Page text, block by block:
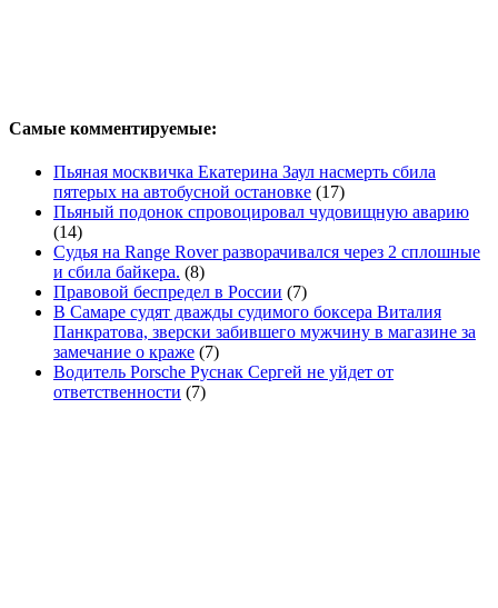
Самые комментируемые:
Пьяная москвичка Екатерина Заул насмерть сбила
пятерых на автобусной остановке (17)
Пьяный подонок спровоцировал чудовищную аварию
(14)
Судья на Range Rover разворачивался через 2 сплошные
и сбила байкера. (8)
Правовой беспредел в России (7)
В Самаре судят дважды судимого боксера Виталия
Панкратова, зверски забившего мужчину в магазине за
замечание о краже (7)
Водитель Porsche Руснак Сергей не уйдет от
ответственности (7)